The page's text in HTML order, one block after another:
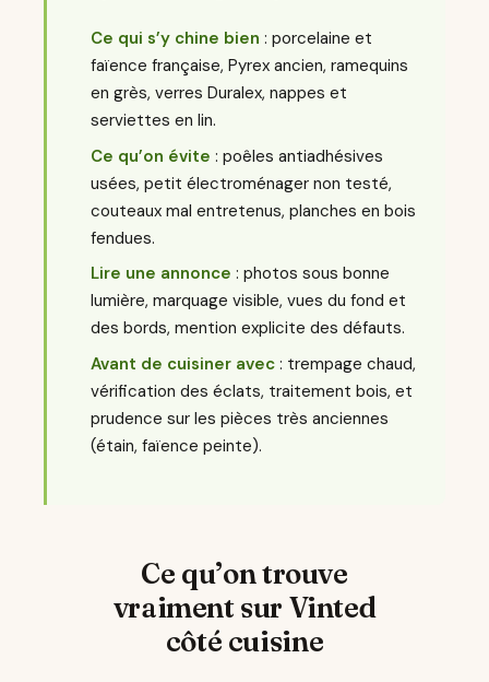
Ce qui s’y chine bien : porcelaine et
faïence française, Pyrex ancien, ramequins
en grès, verres Duralex, nappes et
serviettes en lin.
Ce qu’on évite : poêles antiadhésives
usées, petit électroménager non testé,
couteaux mal entretenus, planches en bois
fendues.
Lire une annonce : photos sous bonne
lumière, marquage visible, vues du fond et
des bords, mention explicite des défauts.
Avant de cuisiner avec : trempage chaud,
vérification des éclats, traitement bois, et
prudence sur les pièces très anciennes
(étain, faïence peinte).
Ce qu’on trouve
vraiment sur Vinted
côté cuisine